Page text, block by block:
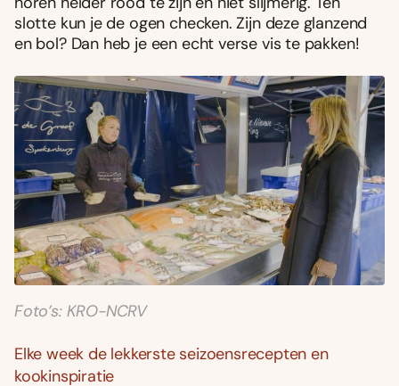
slotte kun je de ogen checken. Zijn deze glanzend
en bol? Dan heb je een echt verse vis te pakken!
Foto’s: KRO-NCRV
Elke week de lekkerste seizoensrecepten en
kookinspiratie